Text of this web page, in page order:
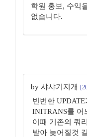
학원 홍보, 수익
없습니다.
by 샤샤기지개
빈번한
INITRANS를 어
이때 기존의 쿼
받아 늦어질것